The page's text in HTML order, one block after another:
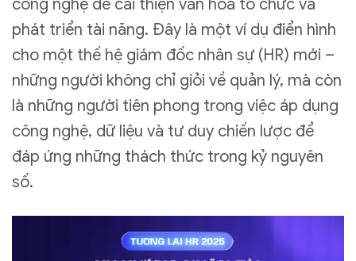
công nghệ để cải thiện văn hóa tổ chức và
phát triển tài năng. Đây là một ví dụ điển hình
cho một thế hệ giám đốc nhân sự (HR) mới –
những người không chỉ giỏi về quản lý, mà còn
là những người tiên phong trong việc áp dụng
công nghệ, dữ liệu và tư duy chiến lược để
đáp ứng những thách thức trong kỷ nguyên
số.